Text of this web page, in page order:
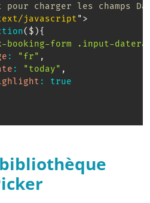
charger les champs
javascript">
( $ ){
booking-form .input-
: "fr" ,
: "today" ,
:
true